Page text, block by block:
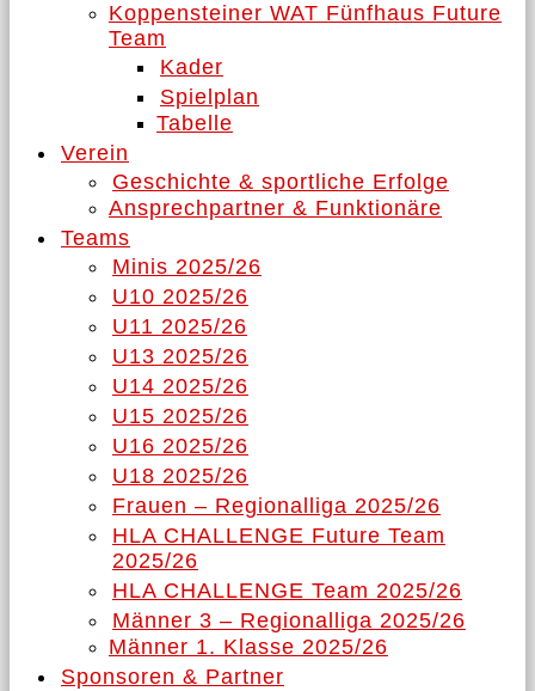
Koppensteiner WAT Fünfhaus Future
Team
Kader
Spielplan
Tabelle
Verein
Geschichte & sportliche Erfolge
Ansprechpartner & Funktionäre
Teams
Minis 2025/26
U10 2025/26
U11 2025/26
U13 2025/26
U14 2025/26
U15 2025/26
U16 2025/26
U18 2025/26
Frauen – Regionalliga 2025/26
HLA CHALLENGE Future Team
2025/26
HLA CHALLENGE Team 2025/26
Männer 3 – Regionalliga 2025/26
Männer 1. Klasse 2025/26
Sponsoren & Partner